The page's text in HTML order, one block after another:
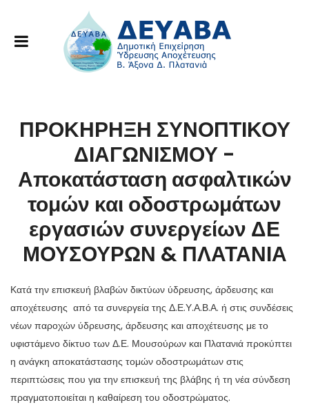
ΠΡΟΚΗΡΗΞΗ ΣΥΝΟΠΤΙΚΟΥ
ΔΙΑΓΩΝΙΣΜΟΥ -
Αποκατάσταση ασφαλτικών
τομών και οδοστρωμάτων
εργασιών συνεργείων ΔΕ
ΜΟΥΣΟΥΡΩΝ & ΠΛΑΤΑΝΙΑ
Κατά την επισκευή βλαβών δικτύων ύδρευσης, άρδευσης και
αποχέτευσης από τα συνεργεία της Δ.Ε.Υ.Α.Β.Α. ή στις συνδέσεις
νέων παροχών ύδρευσης, άρδευσης και αποχέτευσης με το
υφιστάμενο δίκτυο των Δ.Ε. Μουσούρων και Πλατανιά προκύπτει
η ανάγκη αποκατάστασης τομών οδοστρωμάτων στις
περιπτώσεις που για την επισκευή της βλάβης ή τη νέα σύνδεση
πραγματοποιείται η καθαίρεση του οδοστρώματος.